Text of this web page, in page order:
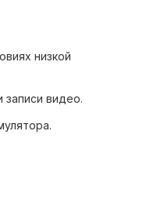
Time-lapse и
уровень защиты от
с другими
до 1720 мА·ч для
низкой
видео.